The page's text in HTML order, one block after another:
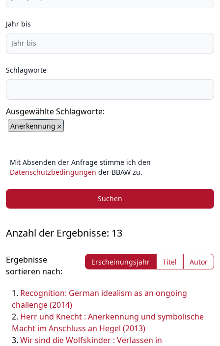
Jahr bis
Schlagworte
Ausgewählte Schlagworte:
Anerkennung
Mit Absenden der Anfrage stimme ich den
Datenschutzbedingungen der BBAW zu.
Suchen
Anzahl der Ergebnisse: 13
Ergebnisse
sortieren nach:
Erscheinungsjahr Titel Autor
Recognition: German idealism as an ongoing
challenge (2014)
Herr und Knecht : Anerkennung und symbolische
Macht im Anschluss an Hegel (2013)
Wir sind die Wolfskinder : Verlassen in